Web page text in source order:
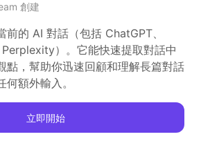
創建
前的 AI 對話（包括 ChatGPT、
）。它能快速提取對話中
點，幫助你迅速回顧和理解長篇對話
額外輸入。
立即開始